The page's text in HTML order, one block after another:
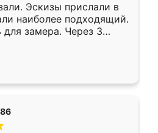
Эскизы прислали в
наиболее подходящий.
для замера. Через 3
уже готова. Остались
Спасибо Ренессанс
работу!